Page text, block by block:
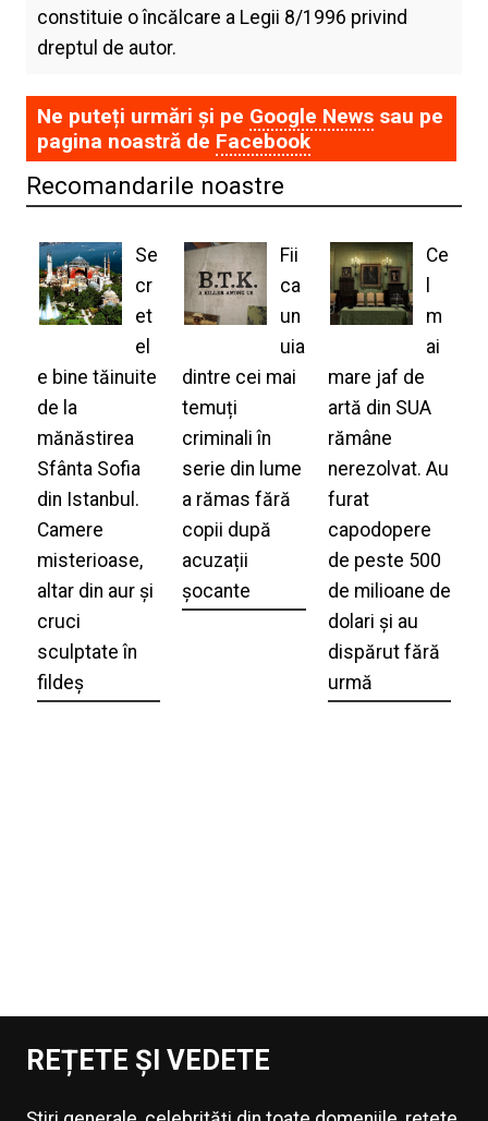
constituie o încălcare a Legii 8/1996 privind
dreptul de autor.
Ne puteți urmări și pe Google Newssau pe
pagina noastră de Facebook
Recomandarile noastre
Se
cr
et
el
e bine tăinuite
de la
mănăstirea
Sfânta Sofia
din Istanbul.
Camere
misterioase,
altar din aur și
cruci
sculptate în
fildeș
Fii
ca
un
uia
dintre cei mai
temuți
criminali în
serie din lume
a rămas fără
copii după
acuzații
șocante
Ce
m
ai
mare jaf de
artă din SUA
rămâne
nerezolvat. Au
furat
capodopere
de peste 500
de milioane de
dolari și au
dispărut fără
urmă
REȚETE ȘI VEDETE